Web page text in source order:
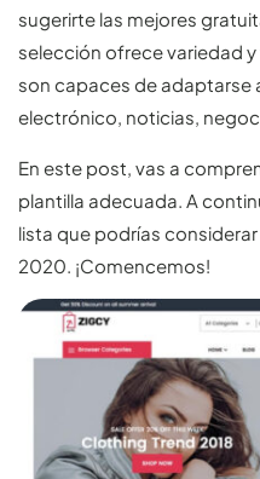
sugerirte las mejores
selección ofrece variedad
son capaces de adaptarse
electrónico, noticias,
En este post, vas a
plantilla adecuada. A
lista que podrías
2020. ¡Comencemos!